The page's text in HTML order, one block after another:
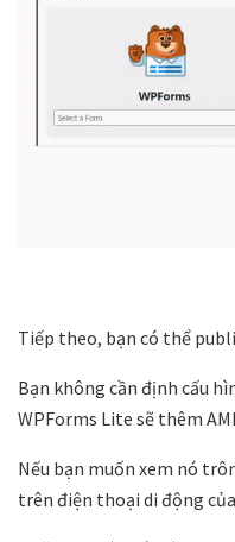
Tiếp theo, bạn có thể
Bạn không cần định cấu
WPForms Lite sẽ thêm
Nếu bạn muốn xem nó
trên điện thoại di động